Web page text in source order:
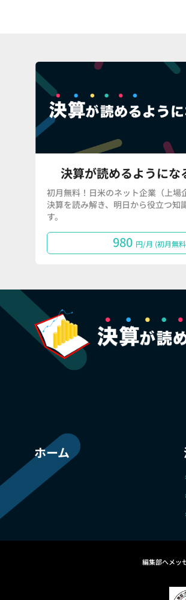
決算が読めるようにな
初月無料！日米のネット企業（上場
決算を読み解き、明日から役立つ知
す。
980 円/月 (初月無
ホーム
編集部へメッ